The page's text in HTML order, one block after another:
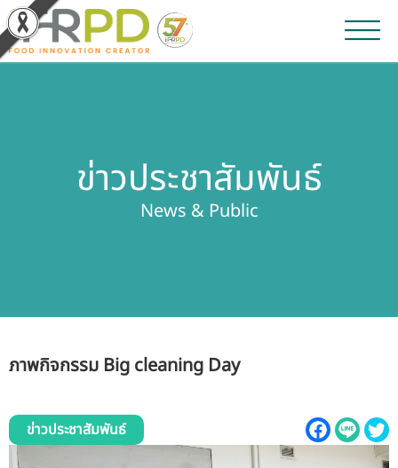
ผลิตภัณฑ์และจำหน่าย
เกี่ยวกับสถาบัน
บุคลากรสถาบัน
ระบบสารสนเทศ (ใน)
ข่าวประชาสัมพันธ์
News & Public
ภาพกิจกรรม Big cleaning Day
ข่าวประชาสัมพันธ์